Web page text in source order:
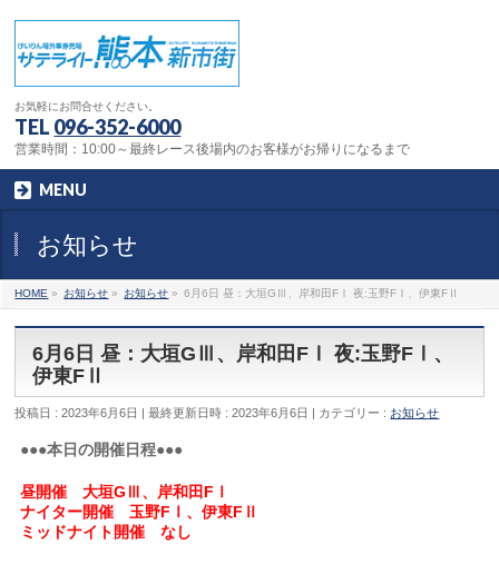
お気軽にお問合せください。
TEL 096-352-6000
営業時間：10:00～最終レース後場内のお客様がお帰りになるまで
MENU
お知らせ
HOME » お知らせ » お知らせ » 6月6日 昼：大垣GⅢ、岸和田FⅠ 夜:玉野FⅠ、伊東FⅡ
6月6日 昼：大垣GⅢ、岸和田FⅠ 夜:玉野FⅠ、
伊東FⅡ
投稿日 : 2023年6月6日 最終更新日時 : 2023年6月6日 カテゴリー : お知らせ
●●●本日の開催日程●●●
昼開催 大垣GⅢ、岸和田FⅠ
ナイター開催 玉野FⅠ、伊東FⅡ
ミッドナイト開催 なし